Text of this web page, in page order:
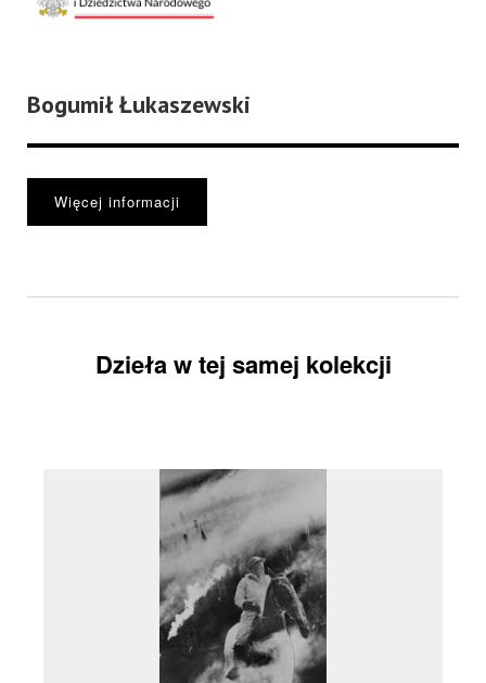
Bogumił Łukaszewski
Więcej informacji
Dzieła w tej samej kolekcji